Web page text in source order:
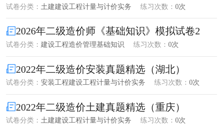
试卷分类： 土建建设工程计量与计价实务 练习次数： 0次
2026年二级造价师《基础知识》模拟试卷2
试卷分类： 建设工程造价管理基础知识 练习次数： 0次
2022年二级造价安装真题精选（湖北）
试卷分类： 安装工程建设工程计量与计价实务 练习次数： 0次
2022年二级造价土建真题精选（重庆）
试卷分类： 土建建设工程计量与计价实务 练习次数： 0次